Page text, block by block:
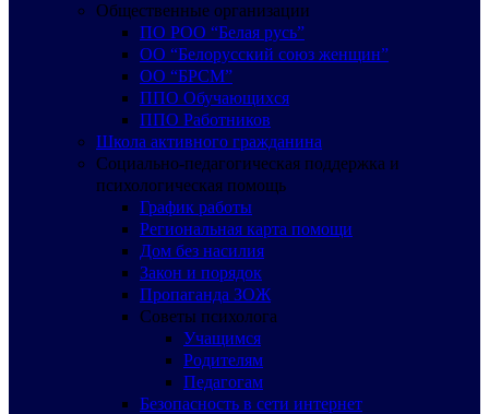
Общественные организации
ПО РОО “Белая русь”
ОО “Белорусский союз женщин”
ОО “БРСМ”
ППО Обучающихся
ППО Работников
Школа активного гражданина
Социально-педагогическая поддержка и
психологическая помощь
График работы
Региональная карта помощи
Дом без насилия
Закон и порядок
Пропаганда ЗОЖ
Советы психолога
Учащимся
Родителям
Педагогам
Безопасность в сети интернет